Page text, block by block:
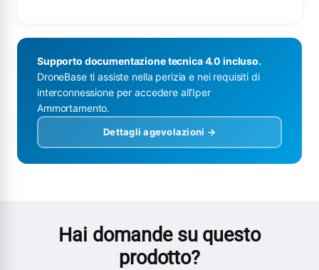
Supporto documentazione tecnica 4.0 incluso.
DroneBase ti assiste nella perizia e nei requisiti di
interconnessione per accedere all’Iper
Ammortamento.
Dettagli agevolazioni →
Hai domande su questo
prodotto?